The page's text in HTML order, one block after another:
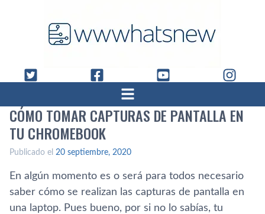
CÓMO TOMAR CAPTURAS DE PANTALLA EN
TU CHROMEBOOK
Publicado el 20 septiembre, 2020
En algún momento es o será para todos necesario
saber cómo se realizan las capturas de pantalla en
una laptop. Pues bueno, por si no lo sabías, tu